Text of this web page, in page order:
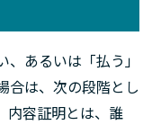
あるいは「払う」
合は、次の段階とし
内容証明とは、誰